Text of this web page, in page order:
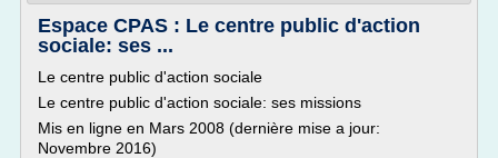
Espace CPAS : Le centre public d'action
sociale: ses ...
Le centre public d'action sociale
Le centre public d'action sociale: ses missions
Mis en ligne en Mars 2008 (dernière mise a jour:
Novembre 2016)